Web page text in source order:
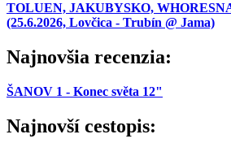
TOLUEN, JAKUBYSKO,
(25.6.2026, Lovčica - Trubín @ Jama)
Najnovšia recenzia:
ŠANOV 1 - Konec světa 12"
Najnovší cestopis: